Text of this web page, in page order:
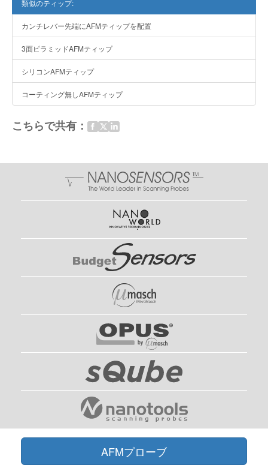
類似のティップ:
カンチレバー先端にAFMティップを配置
3面ピラミッドAFMティップ
シリコンAFMティップ
コーティング無しAFMティップ
こちらで共有：
AFMプローブ